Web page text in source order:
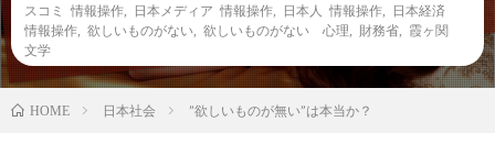
スコミ 情報操作
日本メディア 情報操作 日本人 情報操作
日本経済
情報操作
欲しいものがない 欲しいものがない 心理 財務省
霞ヶ関
文学
HOME 日本社会 ”欲しいものが無い”は本当か？